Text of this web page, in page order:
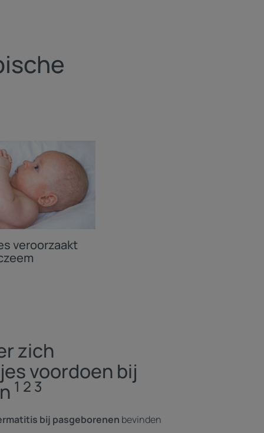
veroorzaakt
zich
voordoen bij
1 2 3
bij pasgeborenen bevinden